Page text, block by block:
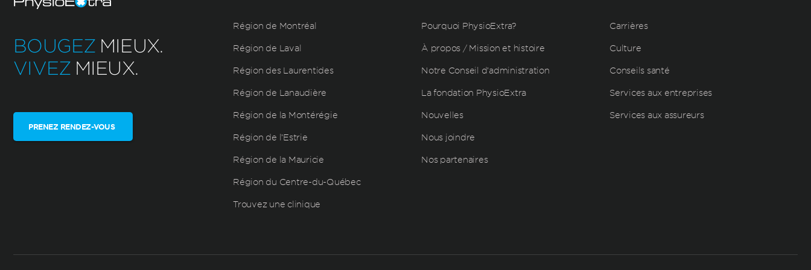
BOUGEZ MIEUX.
VIVEZ MIEUX.
PRENEZ RENDEZ-VOUS
Région de Montréal
Région de Laval
Région des Laurentides
Région de Lanaudière
Région de la Montérégie
Région de l’Estrie
Région de la Mauricie
Région du Centre-du-Québec
Trouvez une clinique
Pourquoi PhysioExtra?
À propos / Mission et histoire
Notre Conseil d’administration
La fondation PhysioExtra
Nouvelles
Nous joindre
Nos partenaires
Carrières
Culture
Conseils santé
Services aux entreprises
Services aux assureurs